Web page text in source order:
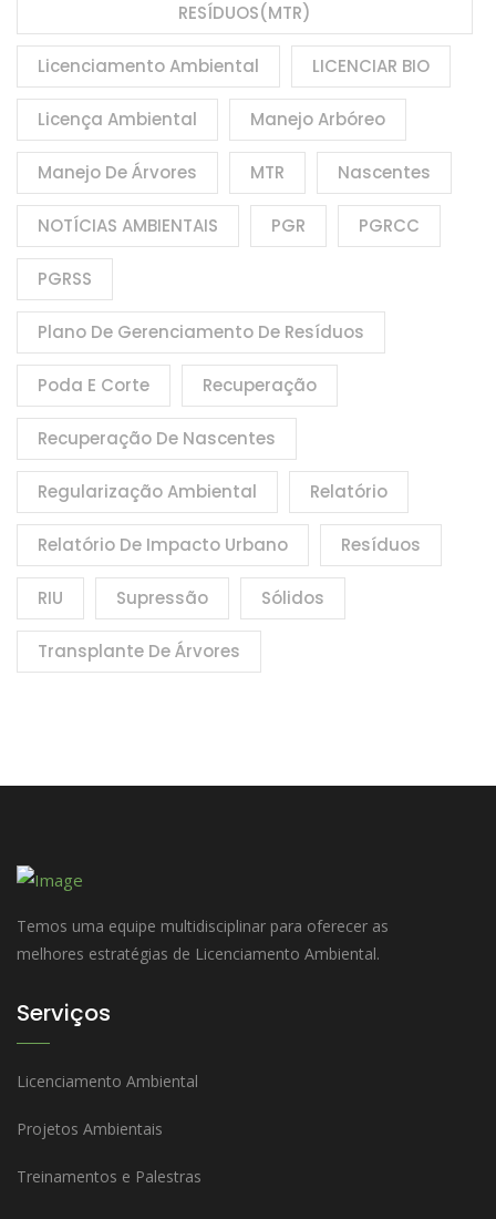
RESÍDUOS(MTR)
Licenciamento Ambiental LICENCIAR BIO
Licença Ambiental Manejo Arbóreo
Manejo De Árvores MTR Nascentes
NOTÍCIAS AMBIENTAIS PGR PGRCC
PGRSS
Plano De Gerenciamento De Resíduos
Poda E Corte Recuperação
Recuperação De Nascentes
Regularização Ambiental Relatório
Relatório De Impacto Urbano Resíduos
RIU Supressão Sólidos
Transplante De Árvores
Temos uma equipe multidisciplinar para oferecer as
melhores estratégias de Licenciamento Ambiental.
Serviços
Licenciamento Ambiental
Projetos Ambientais
Treinamentos e Palestras